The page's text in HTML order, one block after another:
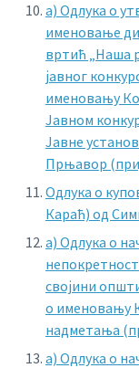
а) Одлука о
именовање
вртић „Наша
јавног
именовању
Јавном
Јавне
Прњавор
Одлука о
Караћ) од
а) Одлука о
својини
о именовању
надметања
а) Одлука о